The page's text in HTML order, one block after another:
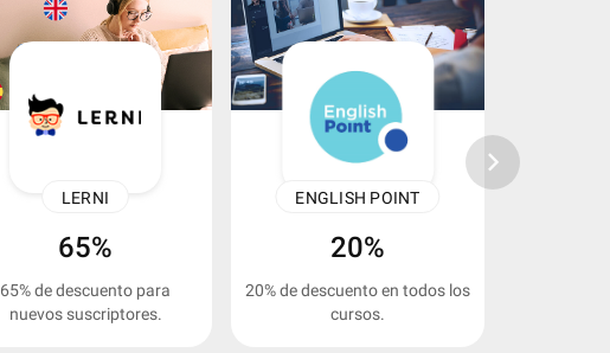
LERNI
65%
65% de descuento para
nuevos suscriptores.
ENGLISH POINT
20%
20% de descuento en todos los
cursos.
keyboard_arrow_right